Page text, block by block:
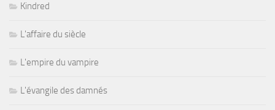
Kindred
L'affaire du siècle
L'empire du vampire
L'évangile des damnés